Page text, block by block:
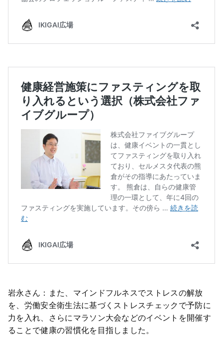
岩永さん：また、マインドフルネスでストレスの解放
を、労働安全衛生法に基づくストレスチェックで予防に
力を入れ、さらにマラソン大会などのイベントを開催す
ることで健康の習慣化を目指しました。